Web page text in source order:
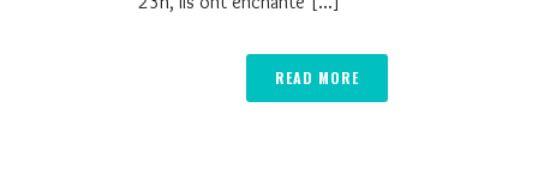
READ MORE